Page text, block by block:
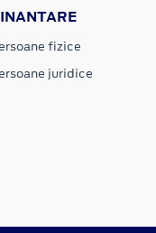
fizice
juridice